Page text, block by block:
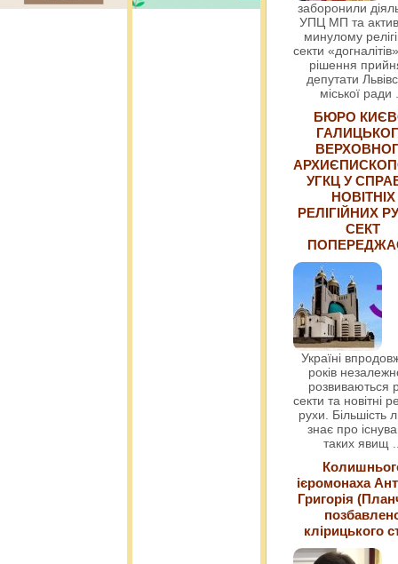
заборонили
УПЦ МП та
минулому
секти
рішення
депутати
міської ради
БЮРО
УГКЦ У
НОВІТНІХ
РЕЛІГІЙНИХ
СЕКТ
Україні
років
розвиваються
секти та новітні
рухи. Більшість
знає про
таких явищ
ієромонаха
Григорія
клірицького